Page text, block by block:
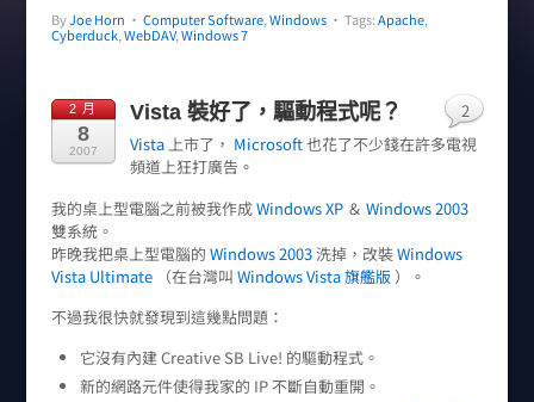
ByJoe Horn • Computer Software,Windows • Tags:Apache,
Cyberduck,WebDAV,Windows 7
2 月
8
2007
Vista 裝好了，驅動程式呢？
Vista上市了， Microsoft也花了不少錢在許多電視
頻道上狂打廣告。
我的桌上型電腦之前被我作成Windows XP＆ Windows 2003
雙系統。
昨晚我把桌上型電腦的 Windows 2003洗掉，改裝Windows
Vista Ultimate（在台灣叫 Windows Vista 旗艦版 ）。
不過我很快就發現到這幾點問題：
它沒有內建 Creative SB Live! 的驅動程式。
新的網路元件使得我家的 IP 不斷自動重開。
2